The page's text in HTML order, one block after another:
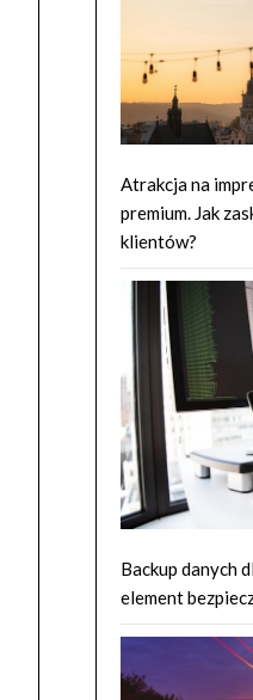
Atrakcja na
premium. Jak
klientów?
Backup danych
element